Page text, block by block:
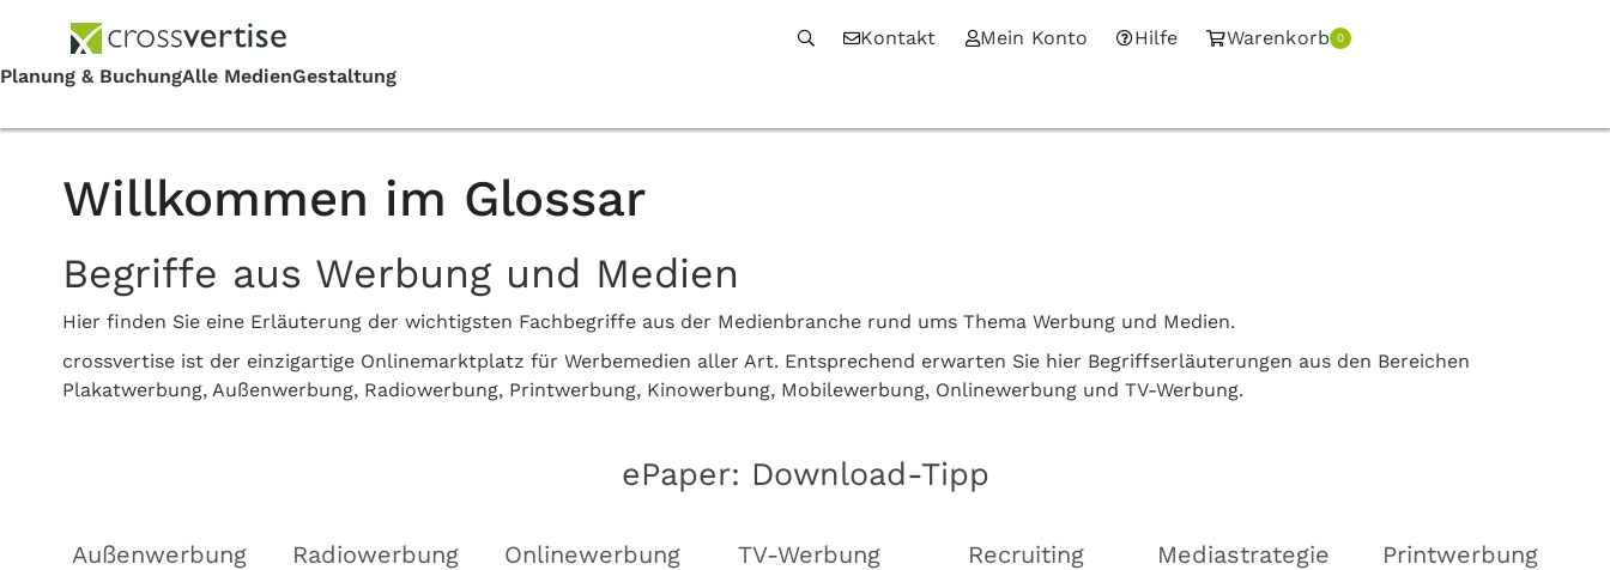
Kontakt Mein Konto Hilfe Warenkorb 0
Willkommen im Glossar
Begriffe aus Werbung und Medien
Hier finden Sie eine Erläuterung der wichtigsten Fachbegriffe aus der Medienbranche rund ums Thema Werbung und Medien.
crossvertise ist der einzigartige Onlinemarktplatz für Werbemedien aller Art. Entsprechend erwarten Sie hier Begriffserläuterungen aus den Bereichen
Plakatwerbung, Außenwerbung, Radiowerbung, Printwerbung, Kinowerbung, Mobilewerbung, Onlinewerbung und TV-Werbung.
ePaper: Download-Tipp
Außenwerbung Radiowerbung Onlinewerbung TV-Werbung Recruiting Mediastrategie Printwerbung